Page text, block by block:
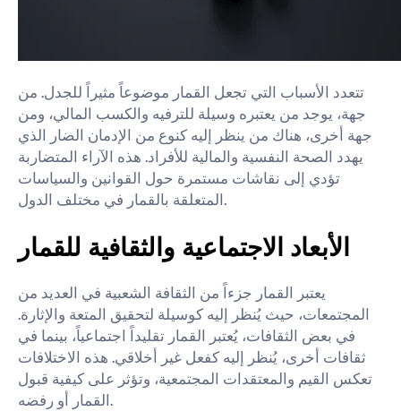
تتعدد الأسباب التي تجعل القمار موضوعاً مثيراً للجدل. من
جهة، يوجد من يعتبره وسيلة للترفيه والكسب المالي، ومن
جهة أخرى، هناك من ينظر إليه كنوع من الإدمان الضار الذي
يهدد الصحة النفسية والمالية للأفراد. هذه الآراء المتضاربة
تؤدي إلى نقاشات مستمرة حول القوانين والسياسات
المتعلقة بالقمار في مختلف الدول.
الأبعاد الاجتماعية والثقافية للقمار
يعتبر القمار جزءاً من الثقافة الشعبية في العديد من
المجتمعات، حيث يُنظر إليه كوسيلة لتحقيق المتعة والإثارة.
في بعض الثقافات، يُعتبر القمار تقليداً اجتماعياً، بينما في
ثقافات أخرى، يُنظر إليه كفعل غير أخلاقي. هذه الاختلافات
تعكس القيم والمعتقدات المجتمعية، وتؤثر على كيفية قبول
القمار أو رفضه.